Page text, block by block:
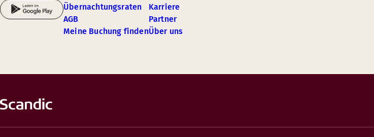
Übernachtungsraten
AGB
Meine Buchung finden
Karriere
Partner
Über uns